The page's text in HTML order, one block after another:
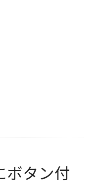
ボタン付